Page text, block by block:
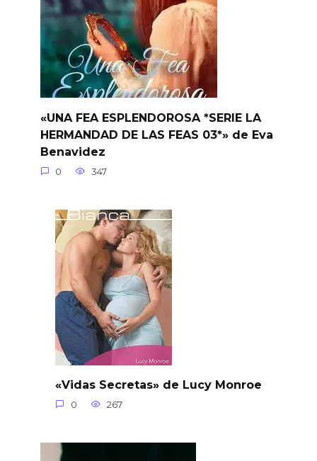
«UNA FEA ESPLENDOROSA *SERIE LA
HERMANDAD DE LAS FEAS 03*» de Eva
Benavidez
0 347
«Vidas Secretas» de Lucy Monroe
0 267